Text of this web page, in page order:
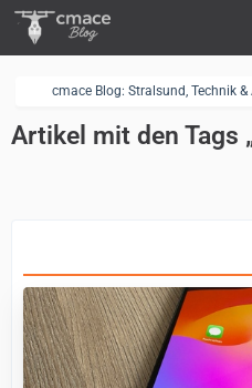
cmace Blog: Stralsund, Technik &
Artikel mit den Tags